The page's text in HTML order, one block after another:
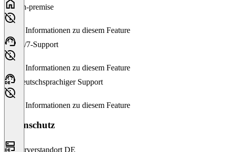
On-premise
Keine Informationen zu diesem Feature
24/7-Support
Keine Informationen zu diesem Feature
Deutschsprachiger Support
Keine Informationen zu diesem Feature
Datenschutz
Serverstandort DE